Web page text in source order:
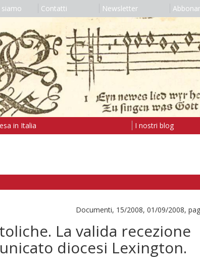
siamo Contatti Newsletter
in Italia I nostri blog
Documenti, 15/2008, 01/09/2008,
La valida recezione
diocesi Lexington.